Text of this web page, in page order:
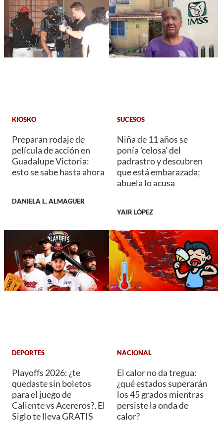
KIOSKO
Preparan rodaje de
película de acción en
Guadalupe Victoria:
esto se sabe hasta ahora
DANIELA L. ALMAGUER
SUCESOS
Niña de 11 años se
ponía 'celosa' del
padrastro y descubren
que está embarazada;
abuela lo acusa
YAIR LÓPEZ
DEPORTES
Playoffs 2026: ¿te
quedaste sin boletos
para el juego de
Caliente vs Acereros?, El
Siglo te lleva GRATIS
NACIONAL
El calor no da tregua:
¿qué estados superarán
los 45 grados mientras
persiste la onda de
calor?